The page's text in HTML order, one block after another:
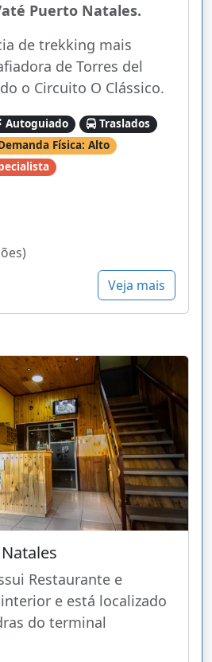
Puerto Natales.
de trekking mais
de Torres del
o Circuito O Clássico.
Autoguiado
Traslados
Física: Alto
Veja mais
Restaurante e
e está localizado
do terminal